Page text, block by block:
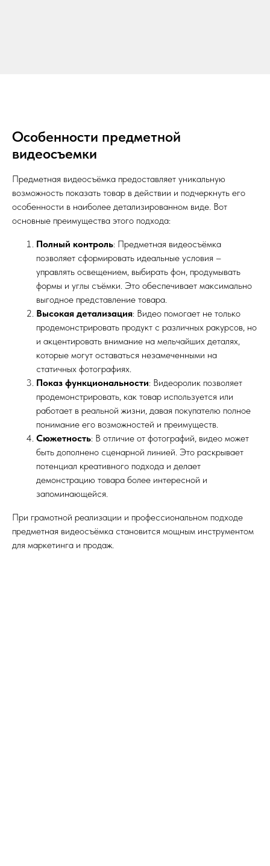
Особенности предметной
видеосъемки
Предметная видеосъёмка предоставляет уникальную
возможность показать товар в действии и подчеркнуть его
особенности в наиболее детализированном виде. Вот
основные преимущества этого подхода:
Полный контроль: Предметная видеосъёмка
позволяет сформировать идеальные условия –
управлять освещением, выбирать фон, продумывать
формы и углы съёмки. Это обеспечивает максимально
выгодное представление товара.
Высокая детализация: Видео помогает не только
продемонстрировать продукт с различных ракурсов, но
и акцентировать внимание на мельчайших деталях,
которые могут оставаться незамеченными на
статичных фотографиях.
Показ функциональности: Видеоролик позволяет
продемонстрировать, как товар используется или
работает в реальной жизни, давая покупателю полное
понимание его возможностей и преимуществ.
Сюжетность: В отличие от фотографий, видео может
быть дополнено сценарной линией. Это раскрывает
потенциал креативного подхода и делает
демонстрацию товара более интересной и
запоминающейся.
При грамотной реализации и профессиональном подходе
предметная видеосъёмка становится мощным инструментом
для маркетинга и продаж.